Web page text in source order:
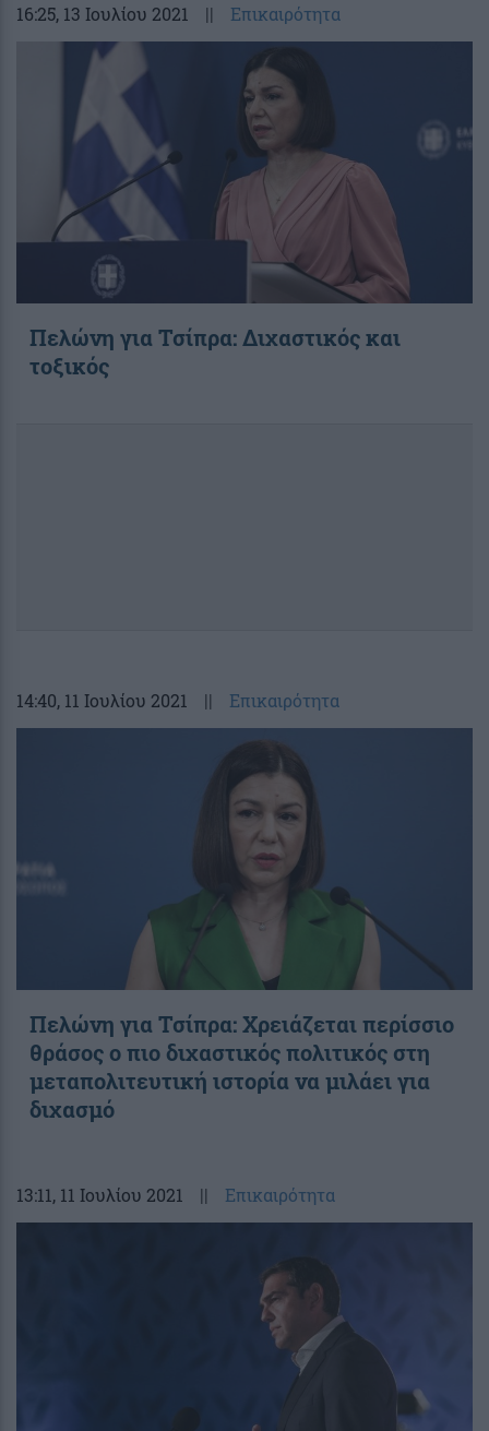
16:25, 13 Ιουλίου 2021 || Επικαιρότητα
Πελώνη για Τσίπρα: Διχαστικός και
τοξικός
14:40, 11 Ιουλίου 2021 || Επικαιρότητα
Πελώνη για Τσίπρα: Χρειάζεται περίσσιο
θράσος ο πιο διχαστικός πολιτικός στη
μεταπολιτευτική ιστορία να μιλάει για
διχασμό
13:11, 11 Ιουλίου 2021 || Επικαιρότητα